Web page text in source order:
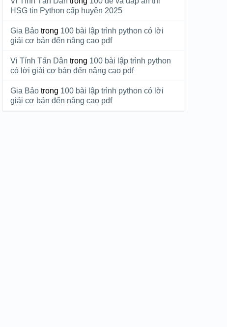
HSG tin Python cấp huyện 2025
Gia Bảo trong 100 bài lập trình python có lời
giải cơ bản đến nâng cao pdf
Vi Tính Tấn Dân trong 100 bài lập trình python
có lời giải cơ bản đến nâng cao pdf
Gia Bảo trong 100 bài lập trình python có lời
giải cơ bản đến nâng cao pdf